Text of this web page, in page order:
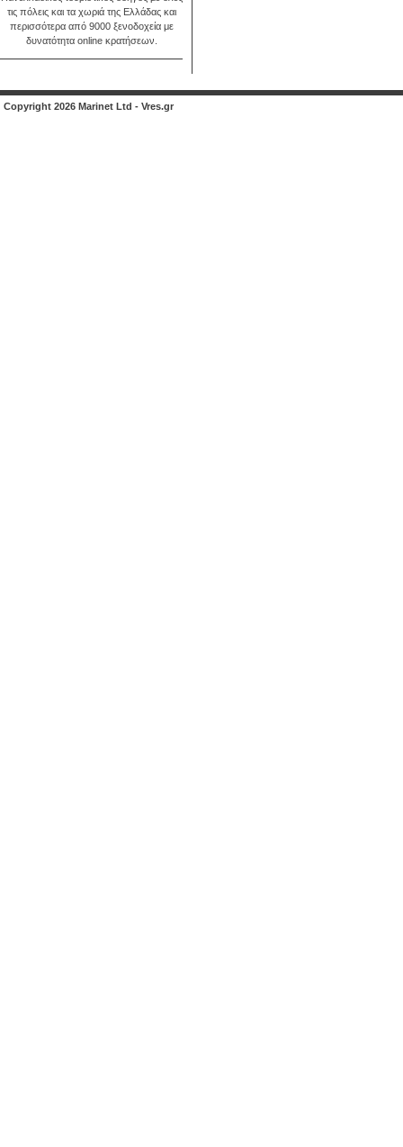
τις πόλεις και τα χωριά της Ελλάδας και
περισσότερα από 9000 ξενοδοχεία με
δυνατότητα online κρατήσεων.
Copyright 2026 Marinet Ltd - Vres.gr